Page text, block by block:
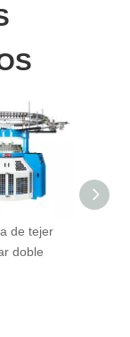
de tejer
doble